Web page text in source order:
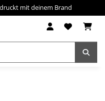
mit deinem Brand